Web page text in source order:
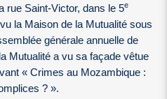
rue Saint-Victor, dans le 5e
la Maison de la Mutualité sous
générale annuelle de
Mutualité a vu sa façade vêtue
« Crimes au Mozambique :
? ».